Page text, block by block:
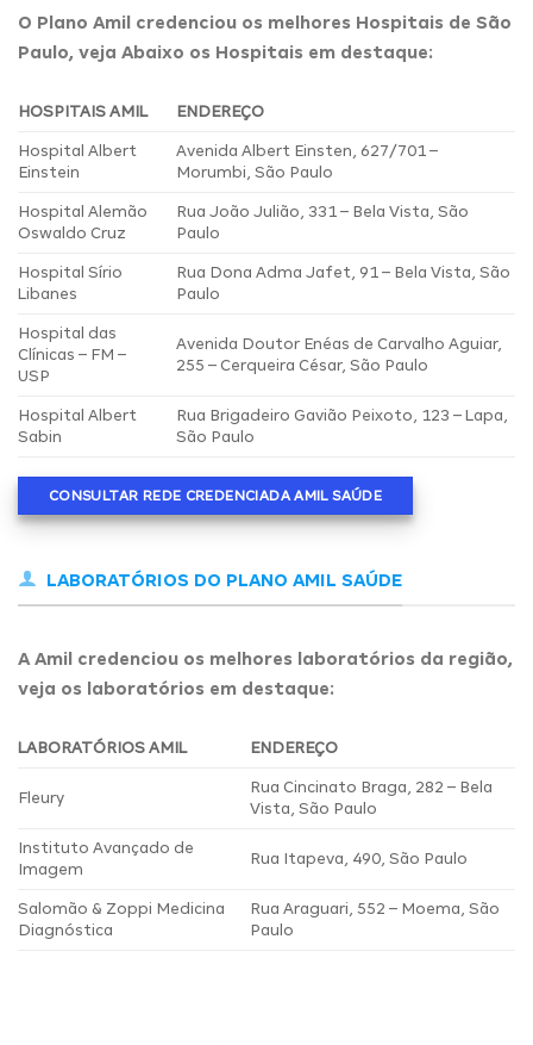
O Plano Amil credenciou os melhores Hospitais de São
Paulo, veja Abaixo os Hospitais em destaque:
HOSPITAIS AMIL ENDEREÇO
Hospital Albert
Einstein
Avenida Albert Einsten, 627/701 –
Morumbi, São Paulo
Hospital Alemão
Oswaldo Cruz
Rua João Julião, 331 – Bela Vista, São
Paulo
Hospital Sírio
Libanes
Rua Dona Adma Jafet, 91 – Bela Vista, São
Paulo
Hospital das
Clínicas – FM –
USP
Avenida Doutor Enéas de Carvalho Aguiar,
255 – Cerqueira César, São Paulo
Hospital Albert
Sabin
Rua Brigadeiro Gavião Peixoto, 123 – Lapa,
São Paulo
CONSULTAR REDE CREDENCIADA AMIL SAÚDE
LABORATÓRIOS DO PLANO AMIL SAÚDE
A Amil credenciou os melhores laboratórios da região,
veja os laboratórios em destaque:
LABORATÓRIOS AMIL ENDEREÇO
Fleury
Rua Cincinato Braga, 282 – Bela
Vista, São Paulo
Instituto Avançado de
Imagem
Rua Itapeva, 490, São Paulo
Salomão & Zoppi Medicina
Diagnóstica
Rua Araguari, 552 – Moema, São
Paulo